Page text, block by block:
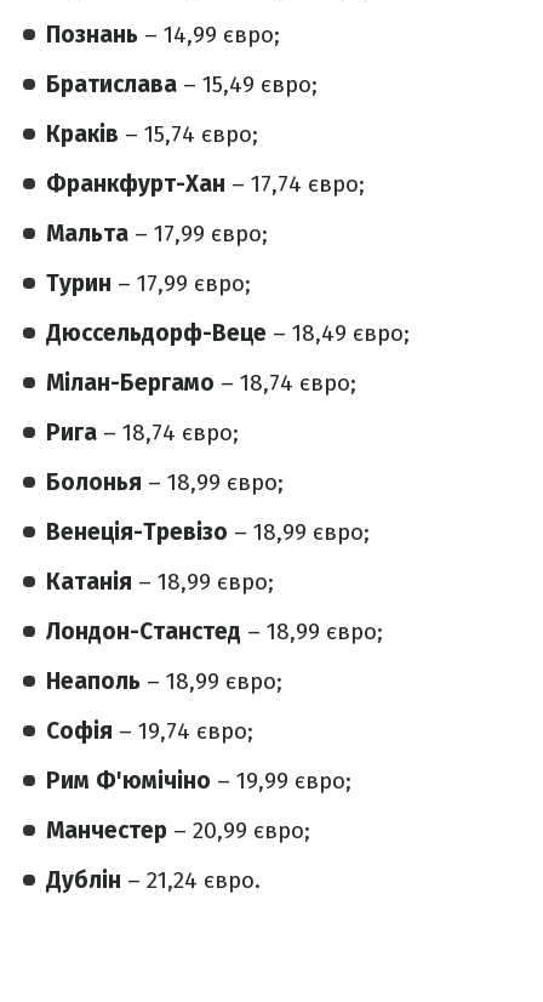
Познань – 14,99 євро;
Братислава – 15,49 євро;
Краків – 15,74 євро;
Франкфурт-Хан – 17,74 євро;
Мальта – 17,99 євро;
Турин – 17,99 євро;
Дюссельдорф-Веце – 18,49 євро;
Мілан-Бергамо – 18,74 євро;
Рига – 18,74 євро;
Болонья – 18,99 євро;
Венеція-Тревізо – 18,99 євро;
Катанія – 18,99 євро;
Лондон-Станстед – 18,99 євро;
Неаполь – 18,99 євро;
Софія – 19,74 євро;
Рим Ф'юмічіно – 19,99 євро;
Манчестер – 20,99 євро;
Дублін – 21,24 євро.